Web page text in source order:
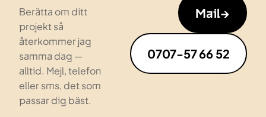
Berätta om ditt
projekt så
återkommer jag
samma dag —
alltid. Mejl, telefon
eller sms, det som
passar dig bäst.
Mail→
0707-57 66 52